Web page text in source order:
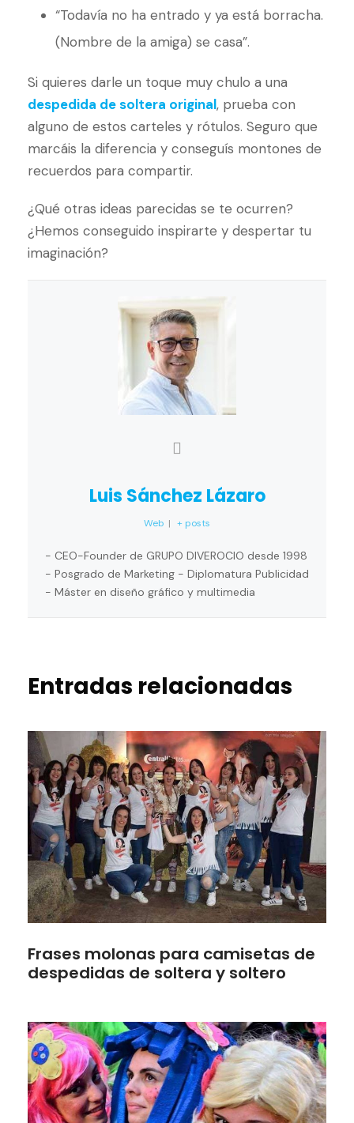
“Todavía no ha entrado y ya está borracha.
(Nombre de la amiga) se casa”.
Si quieres darle un toque muy chulo a una
despedida de soltera original, prueba con
alguno de estos carteles y rótulos. Seguro que
marcáis la diferencia y conseguís montones de
recuerdos para compartir.
¿Qué otras ideas parecidas se te ocurren?
¿Hemos conseguido inspirarte y despertar tu
imaginación?
Luis Sánchez Lázaro
Web | + posts
- CEO-Founder de GRUPO DIVEROCIO desde 1998
- Posgrado de Marketing - Diplomatura Publicidad
- Máster en diseño gráfico y multimedia
Entradas relacionadas
Frases molonas para camisetas de
despedidas de soltera y soltero